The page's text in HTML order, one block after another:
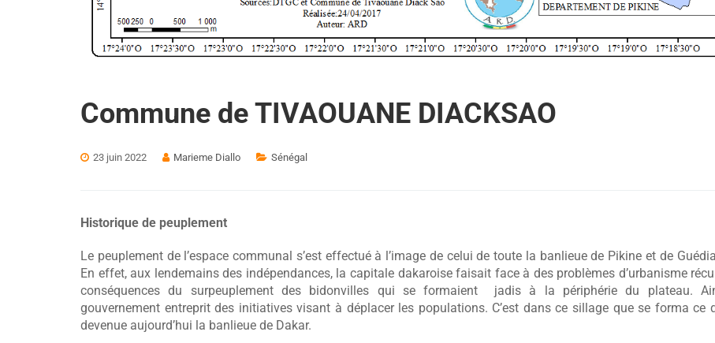
Commune de TIVAOUANE DIACKSAO
23 juin 2022 Marieme Diallo Sénégal
Historique de peuplement
Le peuplement de l’espace communal s’est effectué à l’image de celui de toute la banlieue de Pikine et de
En effet, aux lendemains des indépendances, la capitale dakaroise faisait face à des problèmes d’urbanisme
conséquences du surpeuplement des bidonvilles qui se formaient jadis à la périphérie du plateau.
gouvernement entreprit des initiatives visant à déplacer les populations. C’est dans ce sillage que se forma ce
devenue aujourd’hui la banlieue de Dakar.